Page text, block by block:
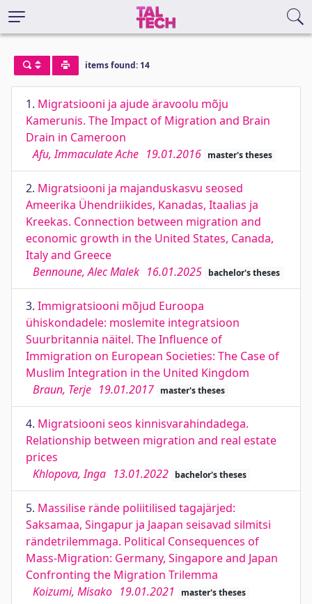
items found: 14
1. Migratsiooni ja ajude äravoolu mõju
Kamerunis. The Impact of Migration and Brain
Drain in Cameroon
Afu, Immaculate Ache 19.01.2016 master's theses
2. Migratsiooni ja majanduskasvu seosed
Ameerika Ühendriikides, Kanadas, Itaalias ja
Kreekas. Connection between migration and
economic growth in the United States, Canada,
Italy and Greece
Bennoune, Alec Malek 16.01.2025 bachelor's theses
3. Immigratsiooni mõjud Euroopa
ühiskondadele: moslemite integratsioon
Suurbritannia näitel. The Influence of
Immigration on European Societies: The Case of
Muslim Integration in the United Kingdom
Braun, Terje 19.01.2017 master's theses
4. Migratsiooni seos kinnisvarahindadega.
Relationship between migration and real estate
prices
Khlopova, Inga 13.01.2022 bachelor's theses
5. Massilise rände poliitilised tagajärjed:
Saksamaa, Singapur ja Jaapan seisavad silmitsi
rändetrilemmaga. Political Consequences of
Mass-Migration: Germany, Singapore and Japan
Confronting the Migration Trilemma
Koizumi, Misako 19.01.2021 master's theses